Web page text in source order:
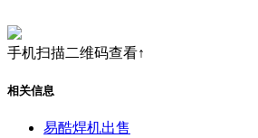
手机扫描二维码查看↑
相关信息
易酷焊机出售